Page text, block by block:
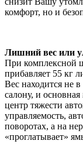
комфорт, но и
Лишний вес или
При комплексной
прибавляет 55 кг
Вес находится не
салону, и
центр тяжести
управляемость,
поворотах, а на
«проглатывает»